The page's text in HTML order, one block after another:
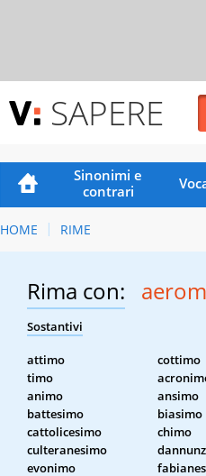
SAPERE
Sinonimi e
contrari
HOME RIME
Rima con:
Sostantivi
attimo cottimo
timo
animo
ansimo
battesimo
biasimo
cattolicesimo
chimo
culteranesimo
evonimo